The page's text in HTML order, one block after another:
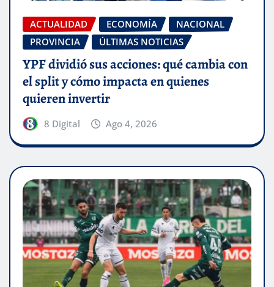
ACTUALIDAD ECONOMÍA
NACIONAL
PROVINCIA
ÚLTIMAS NOTICIAS
YPF dividió sus acciones: qué cambia con
el split y cómo impacta en quienes
quieren invertir
8 Digital Ago 4, 2026